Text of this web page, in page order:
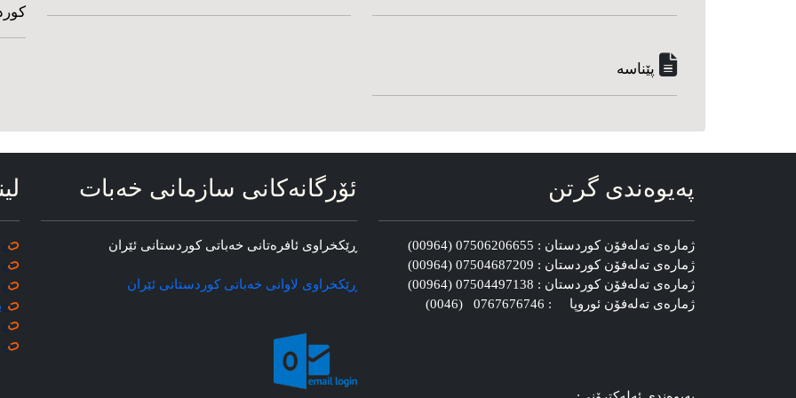
پێناسه‌
په‌یوه‌ندی گرتن
ژماره‌ی ته‌له‌فۆن کوردستان : 07506206655 (00964)
ژماره‌ی ته‌له‌فۆن کوردستان : 07504687209 (00964)
ژماره‌ی ته‌له‌فۆن کوردستان : 07504497138 (00964)
ژماره‌ی ته‌له‌فۆن ئوروپا : 0767676746 (0046)
ئۆرگانه‌کانی سازمانی خه‌بات
ڕێکخراوی ئافره‌تانی خه‌باتی کوردستانی ئێران
ڕێکخراوی لاوانی خه‌باتی کوردستانی ئێران